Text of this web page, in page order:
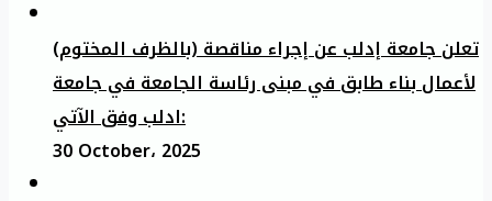
تعلن جامعة إدلب عن إجراء مناقصة (بالظرف المختوم)
لأعمال بناء طابق في مبنى رئاسة الجامعة في جامعة
ادلب وفق الآتي:
30 October، 2025